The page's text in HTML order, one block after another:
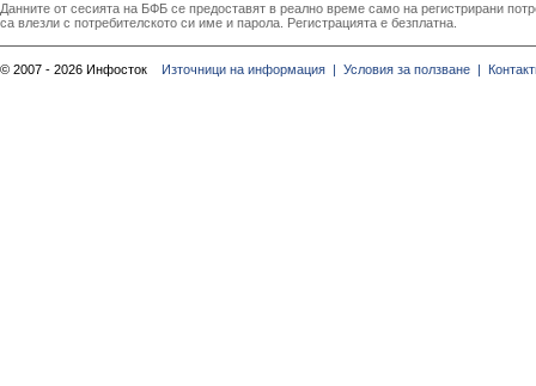
Данните от сесията на БФБ се предоставят в реално време само на регистрирани
са влезли с потребителското си име и парола. Регистрацията е безплатна.
© 2007 - 2026 Инфосток Източници на информация | Условия за ползване |